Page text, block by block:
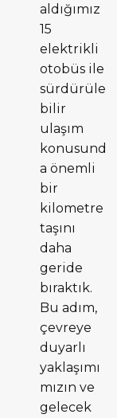
aldığımız
15
elektrikli
otobüs ile
sürdürüle
bilir
ulaşım
konusund
a önemli
bir
kilometre
taşını
daha
geride
bıraktık.
Bu adım,
çevreye
duyarlı
yaklaşımı
mızın ve
gelecek